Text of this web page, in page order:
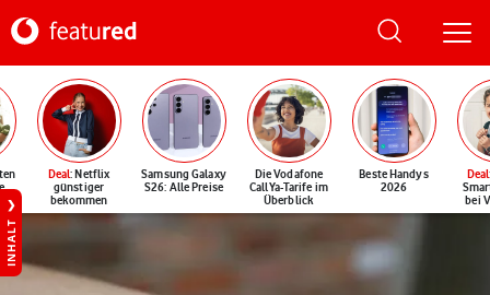
Deal: Netflix
günstiger
bekommen
Samsung Galaxy
S26: Alle Preise
Die Vodafone
CallYa-Tarife im
Überblick
Beste Handys
2026
Deal
bei
INHALT